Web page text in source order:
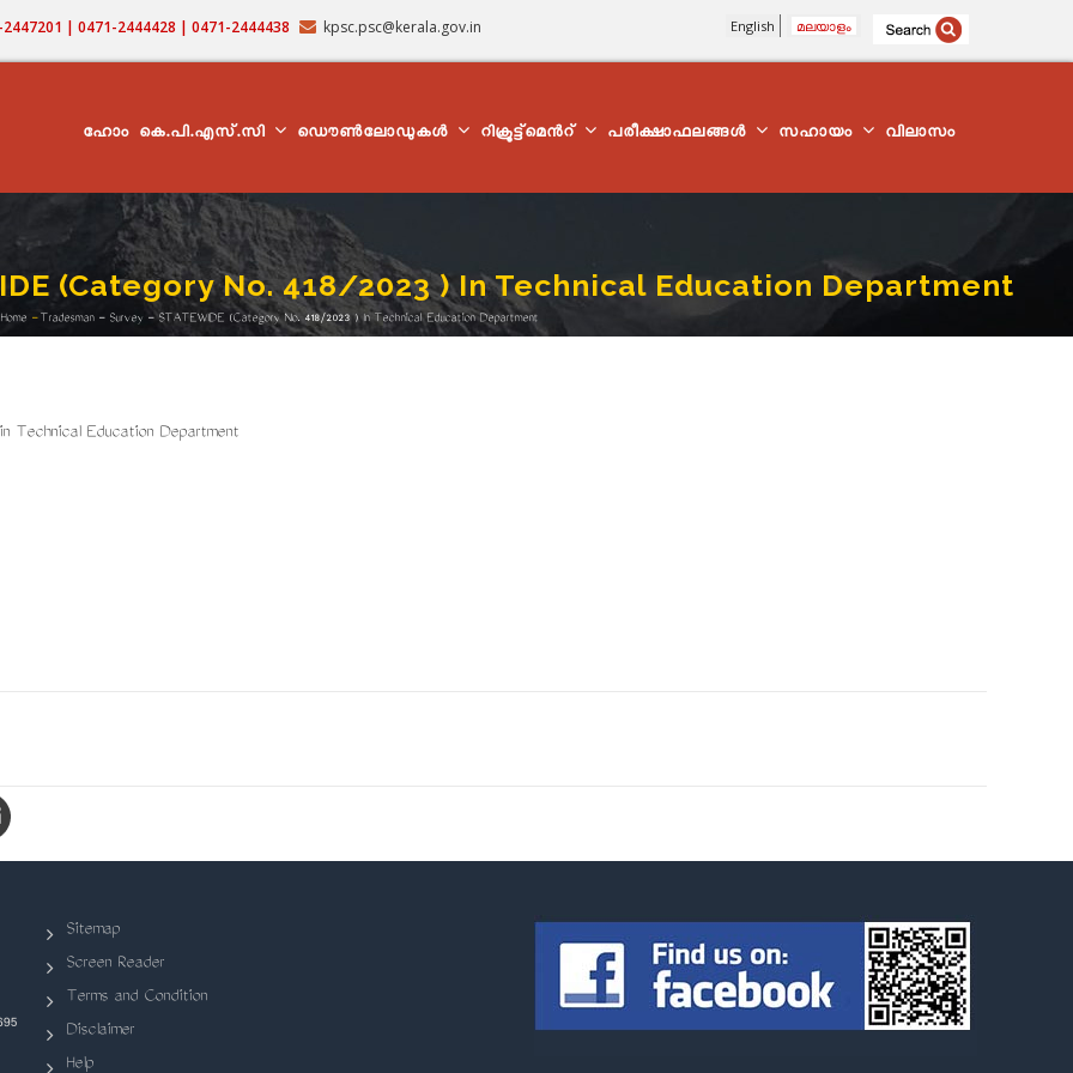
| 0471-2444428 | 0471-2444438 kpsc.psc@kerala.gov.in English മലയാളം
NAVIGATION
ഹോം കെ.പി.എസ്.സി ഡൌൺലോഡുകൾ റിക്രൂട്ട്മെന്‍റ് പരീക്ഷാഫലങ്ങൾ സഹായം വിലാസം
(Category No. 418/2023 ) In Technical Education Department
Breadcrumb
Home - Tradesman - Survey - STATEWIDE (Category No. 418/2023 ) In Technical Education Department
Technical Education Department
Sitemap
Screen Reader
Terms and Condition
Disclaimer
Help